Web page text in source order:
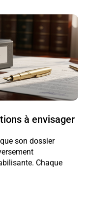
à envisager
son dossier
Chaque